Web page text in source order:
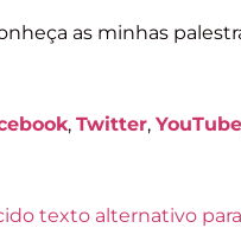
as minhas
, Twitter, YouTube